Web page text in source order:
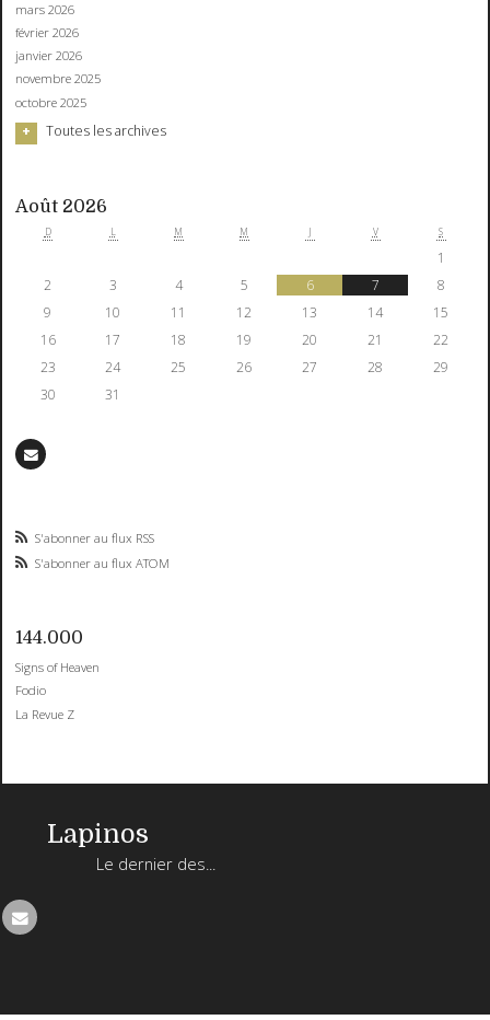
mars 2026
février 2026
janvier 2026
novembre 2025
octobre 2025
Toutes les archives
Août 2026
D L M M J V S
1
2
3 4 5 6 7
8
9
10 11 12 13 14
15
16
17 18 19 20 21
22
23
24 25 26 27 28
29
30
31
S'abonner au flux RSS
S'abonner au flux ATOM
144.000
Signs of Heaven
Fodio
La Revue Z
Lapinos
Le dernier des...